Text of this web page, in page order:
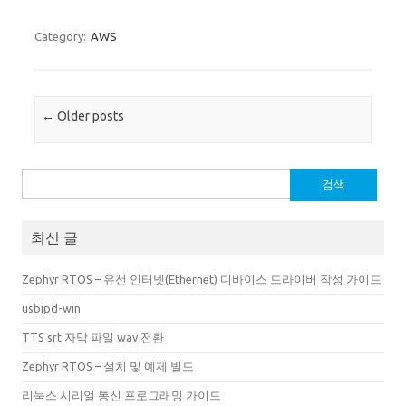
Category: AWS
Post navigation
← Older posts
색:
최신 글
Zephyr RTOS – 유선 인터넷(Ethernet) 디바이스 드라이버 작성 가이드
usbipd-win
TTS srt 자막 파일 wav 전환
Zephyr RTOS – 설치 및 예제 빌드
리눅스 시리얼 통신 프로그래밍 가이드